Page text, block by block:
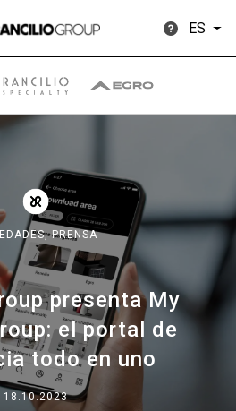
ES
PRENSA
presenta My
el portal de
todo en uno
18.10.2023
Noticias